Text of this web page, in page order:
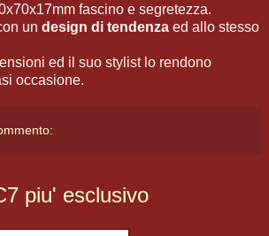
fascino e segretezza.
un design di tendenza ed allo stesso
ed il suo stylist lo rendono
occasione.
piu' esclusivo